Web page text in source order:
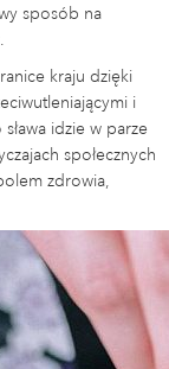
sposób na
kraju dzięki
i
idzie w parze
społecznych
zdrowia,